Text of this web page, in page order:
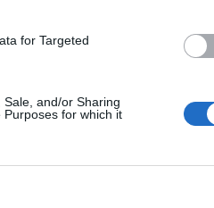
for Targeted
and/or Sharing
for which it
YouTube
Spotify